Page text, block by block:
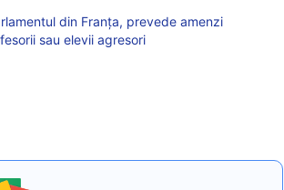
din Franța, prevede amenzi
sau elevii agresori